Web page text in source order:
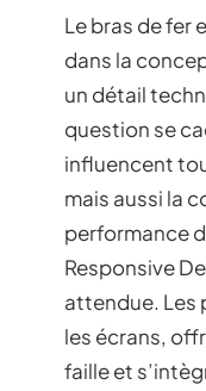
Le bras de fer
dans la
un détail
question se
influencent
mais aussi la
performance
Responsive
attendue. Les
les écrans,
faille et